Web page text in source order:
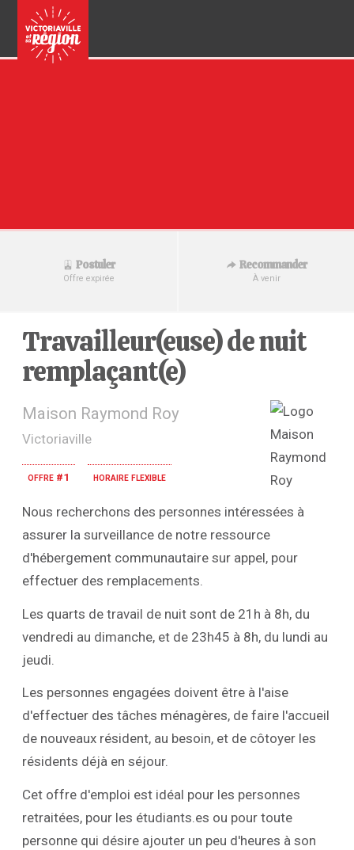
Postuler
Offre expirée
Recommander
À venir
Travailleur(euse) de nuit
remplaçant(e)
Maison Raymond Roy
Victoriaville
offre #1 horaire flexible
Nous recherchons des personnes intéressées à
assurer la surveillance de notre ressource
d'hébergement communautaire sur appel, pour
effectuer des remplacements.
Les quarts de travail de nuit sont de 21h à 8h, du
vendredi au dimanche, et de 23h45 à 8h, du lundi au
jeudi.
Les personnes engagées doivent être à l'aise
d'effectuer des tâches ménagères, de faire l'accueil
de nouveaux résident, au besoin, et de côtoyer les
résidents déjà en séjour.
Cet offre d'emploi est idéal pour les personnes
retraitées, pour les étudiants.es ou pour toute
personne qui désire ajouter un peu d'heures à son